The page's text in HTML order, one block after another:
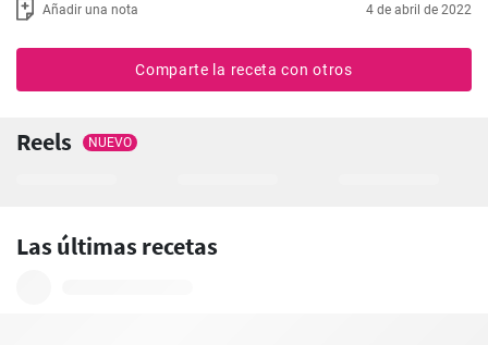
Añadir una nota 4 de abril de 2022
Comparte la receta con otros
Reels NUEVO
Las últimas recetas